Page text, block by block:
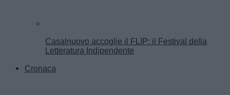
Casalnuovo accoglie il FLIP: il Festival della
Letteratura Indipendente
Cronaca